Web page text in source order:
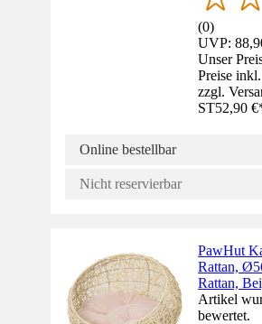
(0)
UVP:
Unser
Preise
zzgl.
ST52,90 €
Online bestellbar
Nicht reservierbar
PawHut
Rattan,
Rattan,
Artikel
bewertet.